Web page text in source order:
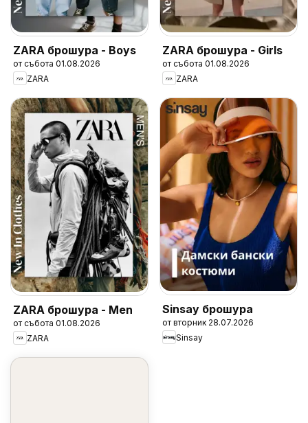
ZARA брошура - Boys
от събота 01.08.2026
ZARA
ZARA брошура - Girls
от събота 01.08.2026
ZARA
ZARA брошура - Men
от събота 01.08.2026
ZARA
Sinsay брошура
от вторник 28.07.2026
Sinsay